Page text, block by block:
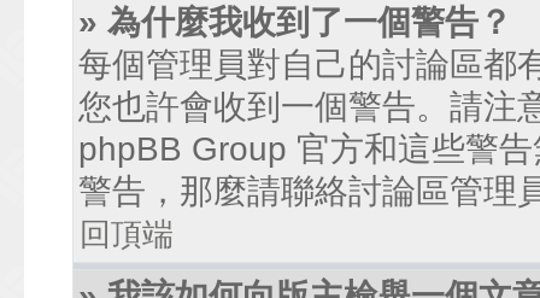
» 為什麼我收到了一個警告？
每個管理員對自己的討論區都
您也許會收到一個警告。請注
phpBB Group 官方和這些警
警告，那麼請聯絡討論區管理
回頂端